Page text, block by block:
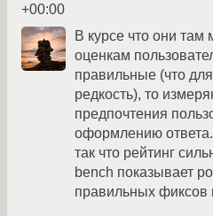
+00:00
В курсе что они там
оценкам
правильные (что
редкость), то
предпочтения
оформлению
так что рейтинг
bench показывает
правильных фиксов